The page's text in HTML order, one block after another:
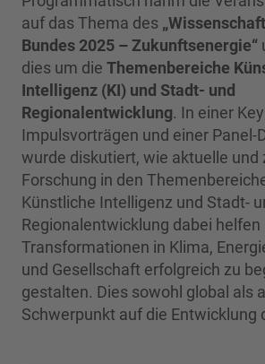
auf das Thema des
Bundes 2025 – Zukunftsenergie“
dies um die Themenbereiche
Intelligenz (KI) und Stadt- und
Regionalentwicklung. In einer
Impulsvorträgen und einer Panel-
wurde diskutiert, wie aktuelle und
Forschung in den
Künstliche Intelligenz und Stadt-
Regionalentwicklung dabei
Transformationen in Klima,
und Gesellschaft erfolgreich zu
gestalten. Dies sowohl global als
Schwerpunkt auf die Entwicklung